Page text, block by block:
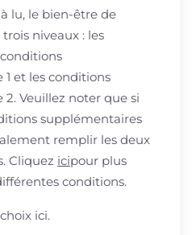
lu, le bien-être de
niveaux : les
et les conditions
Veuillez noter que si
supplémentaires
remplir les deux
Cliquez icipour plus
conditions.
ici.